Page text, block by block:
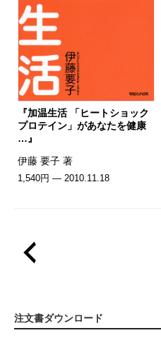
『加温生活 「ヒートショック
プロテイン」があなたを健康
…』
伊藤 要子 著
1,540円 — 2010.11.18
注文書ダウンロード